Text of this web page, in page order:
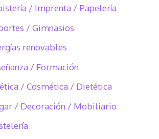
/ Imprenta / Papelería
/ Gimnasios
renovables
/ Formación
/ Cosmética / Dietética
/ Decoración / Mobiliario